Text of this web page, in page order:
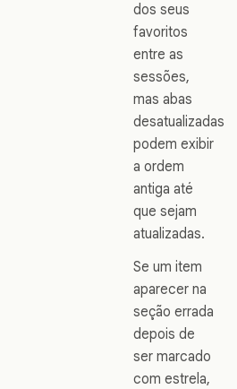
dos seus
favoritos
entre as
sessões,
mas abas
desatualizadas
podem exibir
a ordem
antiga até
que sejam
atualizadas.
Se um item
aparecer na
seção errada
depois de
ser marcado
com estrela,